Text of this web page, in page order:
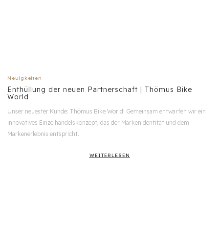
Neuigkeiten
Enthüllung der neuen Partnerschaft | Thömus Bike
World
Unser neuester Kunde: Thömus Bike World! Gemeinsam entwarfen wir ein
innovatives Einzelhandelskonzept, das der Markenidentität und dem
Markenerlebnis entspricht.
WEITERLESEN